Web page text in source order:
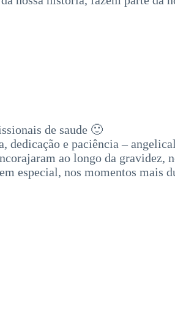
de saude 🙂
dedicação e paciência –
ao longo da gravidez,
especial, nos momentos mais